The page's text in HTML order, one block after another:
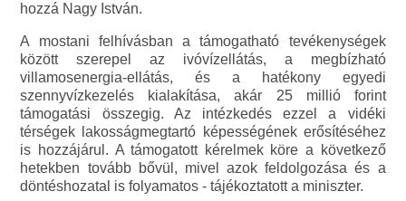
hozzá Nagy István.
A mostani felhívásban a támogatható tevékenységek
között szerepel az ivóvízellátás, a megbízható
villamosenergia-ellátás, és a hatékony egyedi
szennyvízkezelés kialakítása, akár 25 millió forint
támogatási összegig. Az intézkedés ezzel a vidéki
térségek lakosságmegtartó képességének erősítéséhez
is hozzájárul. A támogatott kérelmek köre a következő
hetekben tovább bővül, mivel azok feldolgozása és a
döntéshozatal is folyamatos - tájékoztatott a miniszter.